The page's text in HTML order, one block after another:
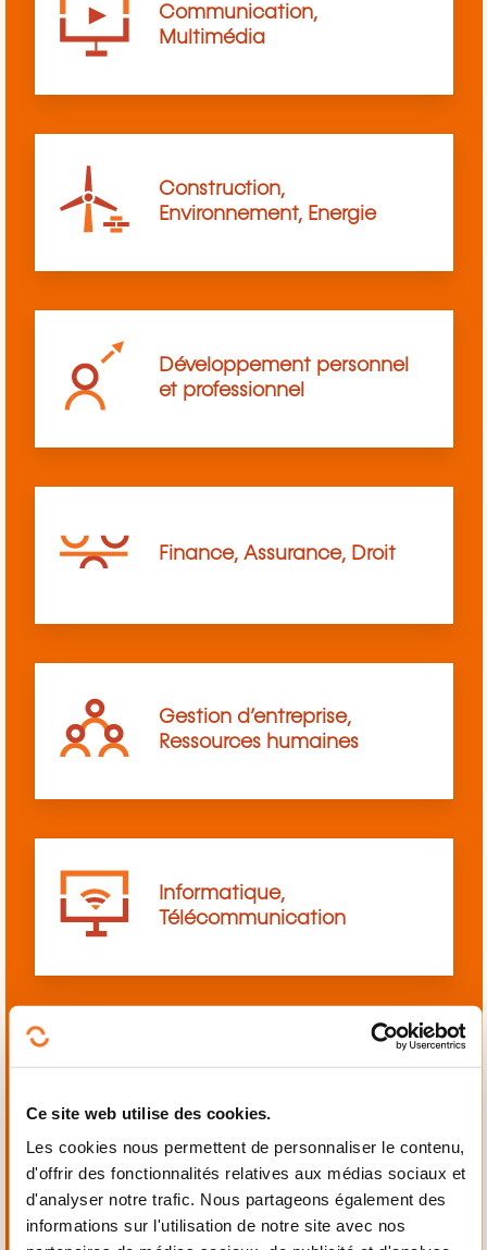
Ce site web utilise des cookies.
Les cookies nous permettent de personnaliser le contenu,
d'offrir des fonctionnalités relatives aux médias sociaux et
d'analyser notre trafic. Nous partageons également des
informations sur l'utilisation de notre site avec nos
Communication,
Multimédia
Construction,
Environnement, Energie
Développement personnel
et professionnel
Finance, Assurance, Droit
Gestion d’entreprise,
Ressources humaines
Informatique,
Télécommunication
Mécanique,